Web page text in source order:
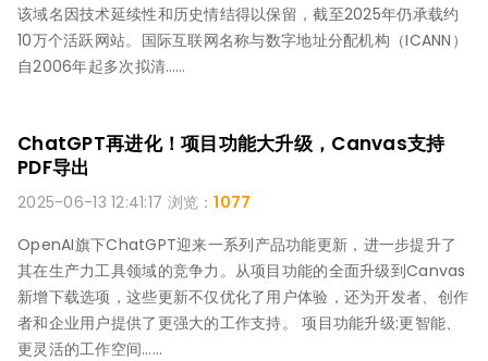
该域名因技术延续性和历史情结得以保留，截至2025年仍承载约
10万个活跃网站。国际互联网名称与数字地址分配机构（ICANN）
自2006年起多次拟清……
ChatGPT再进化！项目功能大升级，Canvas支持
PDF导出
2025-06-13 12:41:17 浏览：1077
OpenAI旗下ChatGPT迎来一系列产品功能更新，进一步提升了
其在生产力工具领域的竞争力。从项目功能的全面升级到Canvas
新增下载选项，这些更新不仅优化了用户体验，还为开发者、创作
者和企业用户提供了更强大的工作支持。 项目功能升级:更智能、
更灵活的工作空间……